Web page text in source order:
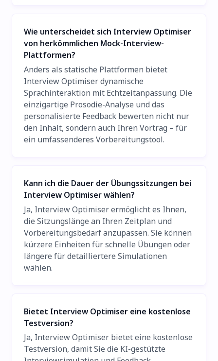
Wie unterscheidet sich Interview Optimiser
von herkömmlichen Mock-Interview-
Plattformen?
Anders als statische Plattformen bietet
Interview Optimiser dynamische
Sprachinteraktion mit Echtzeitanpassung. Die
einzigartige Prosodie-Analyse und das
personalisierte Feedback bewerten nicht nur
den Inhalt, sondern auch Ihren Vortrag – für
ein umfassenderes Vorbereitungstool.
Kann ich die Dauer der Übungssitzungen bei
Interview Optimiser wählen?
Ja, Interview Optimiser ermöglicht es Ihnen,
die Sitzungslänge an Ihren Zeitplan und
Vorbereitungsbedarf anzupassen. Sie können
kürzere Einheiten für schnelle Übungen oder
längere für detailliertere Simulationen
wählen.
Bietet Interview Optimiser eine kostenlose
Testversion?
Ja, Interview Optimiser bietet eine kostenlose
Testversion, damit Sie die KI-gestützte